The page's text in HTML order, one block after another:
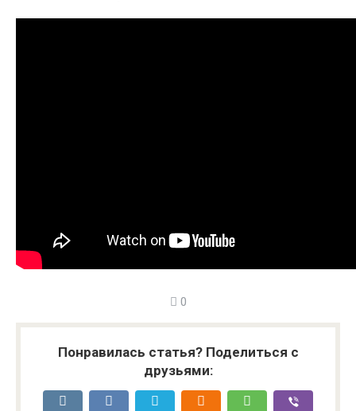
0
Понравилась статья? Поделиться с
друзьями: